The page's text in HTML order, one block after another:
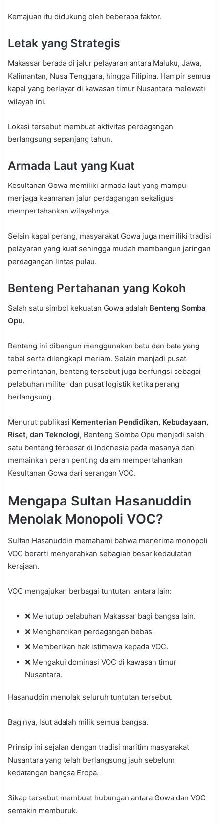
Kemajuan itu didukung oleh beberapa faktor.
Letak yang Strategis
Makassar berada di jalur pelayaran antara Maluku, Jawa,
Kalimantan, Nusa Tenggara, hingga Filipina. Hampir semua
kapal yang berlayar di kawasan timur Nusantara melewati
wilayah ini.
Lokasi tersebut membuat aktivitas perdagangan
berlangsung sepanjang tahun.
Armada Laut yang Kuat
Kesultanan Gowa memiliki armada laut yang mampu
menjaga keamanan jalur perdagangan sekaligus
mempertahankan wilayahnya.
Selain kapal perang, masyarakat Gowa juga memiliki tradisi
pelayaran yang kuat sehingga mudah membangun jaringan
perdagangan lintas pulau.
Benteng Pertahanan yang Kokoh
Salah satu simbol kekuatan Gowa adalah Benteng Somba
Opu.
Benteng ini dibangun menggunakan batu dan bata yang
tebal serta dilengkapi meriam. Selain menjadi pusat
pemerintahan, benteng tersebut juga berfungsi sebagai
pelabuhan militer dan pusat logistik ketika perang
berlangsung.
Menurut publikasi Kementerian Pendidikan, Kebudayaan,
Riset, dan Teknologi, Benteng Somba Opu menjadi salah
satu benteng terbesar di Indonesia pada masanya dan
memainkan peran penting dalam mempertahankan
Kesultanan Gowa dari serangan VOC.
Mengapa Sultan Hasanuddin
Menolak Monopoli VOC?
Sultan Hasanuddin memahami bahwa menerima monopoli
VOC berarti menyerahkan sebagian besar kedaulatan
kerajaan.
VOC mengajukan berbagai tuntutan, antara lain:
❌ Menutup pelabuhan Makassar bagi bangsa lain.
❌ Menghentikan perdagangan bebas.
❌ Memberikan hak istimewa kepada VOC.
❌ Mengakui dominasi VOC di kawasan timur
Nusantara.
Hasanuddin menolak seluruh tuntutan tersebut.
Baginya, laut adalah milik semua bangsa.
Prinsip ini sejalan dengan tradisi maritim masyarakat
Nusantara yang telah berlangsung jauh sebelum
kedatangan bangsa Eropa.
Sikap tersebut membuat hubungan antara Gowa dan VOC
semakin memburuk.